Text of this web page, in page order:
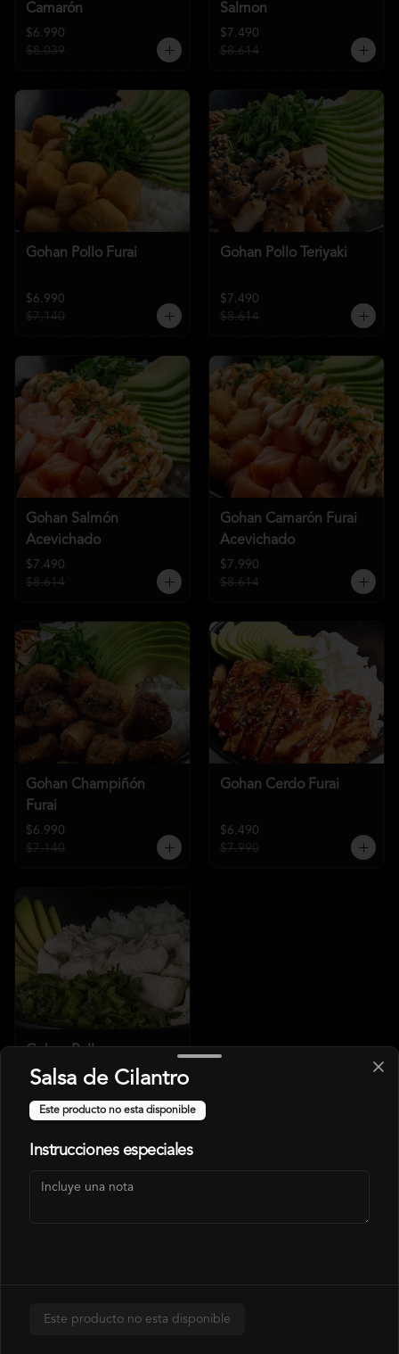
Camarón
$6.990
$8.039
Salmon
$7.490
$8.614
Gohan Pollo Furai
$6.990
$7.140
Gohan Pollo Teriyaki
$7.490
$8.614
Gohan Salmón
Acevichado
$7.490
$8.614
Gohan Camarón Furai
Acevichado
$7.990
$8.614
Gohan Champiñón
Furai
$6.990
$7.140
Gohan Cerdo Furai
$6.490
$7.990
Gohan Pollo
$7.140
Arma Tu Gohan
Salsa de Cilantro
Este producto no esta disponible
Instrucciones especiales
Este producto no esta disponible